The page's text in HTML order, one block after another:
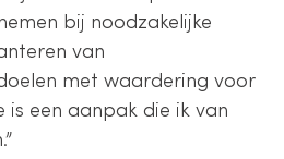
bij noodzakelijke
van
met waardering voor
is een aanpak die ik van